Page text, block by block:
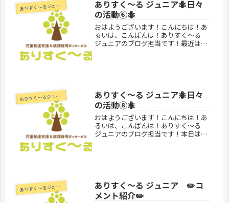
あ
りすく～るジュニア
ありすく〜る ジュニア🐜日々
の活動⑥🐜
おはようございます！こんにちは！あ
るいは、こんばんは！ありすく～る
ジュニアのブログ担当です！最近は寒
あ
りすく～るジュニア
ありすく〜る ジュニア🐜日々
の活動⑧🐜
おはようございます！こんにちは！あ
るいは、こんばんは！ありすく～る
ジュニアのブログ担当です！本日はあ
あ
りすく～るジュニア
ありすく〜る ジュニア ✏️コ
メント紹介✏️